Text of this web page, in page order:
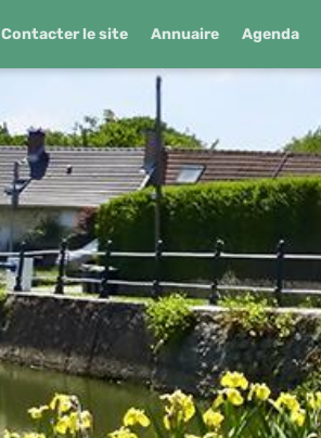
Contacter le site Annuaire Agenda